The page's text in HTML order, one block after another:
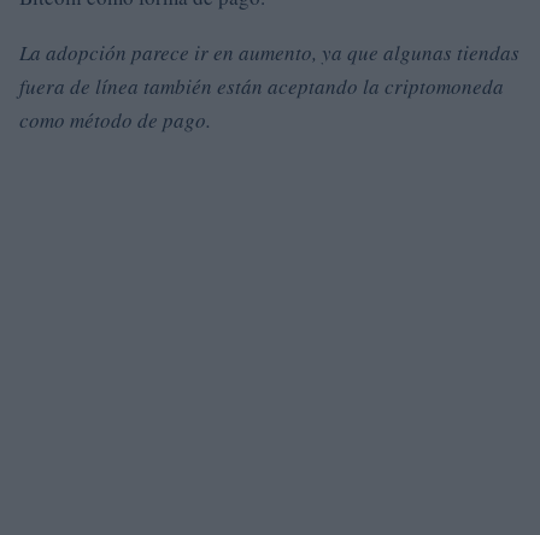
La adopción parece ir en aumento, ya que algunas tiendas
fuera de línea también están aceptando la criptomoneda
como método de pago.